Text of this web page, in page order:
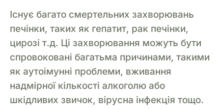
Існує багато смертельних захворювань
печінки, таких як гепатит, рак печінки,
цирозі т.д. Ці захворювання можуть бути
спровоковані багатьма причинами, такими
як аутоімунні проблеми, вживання
надмірної кількості алкоголю або
шкідливих звичок, вірусна інфекція тощо.